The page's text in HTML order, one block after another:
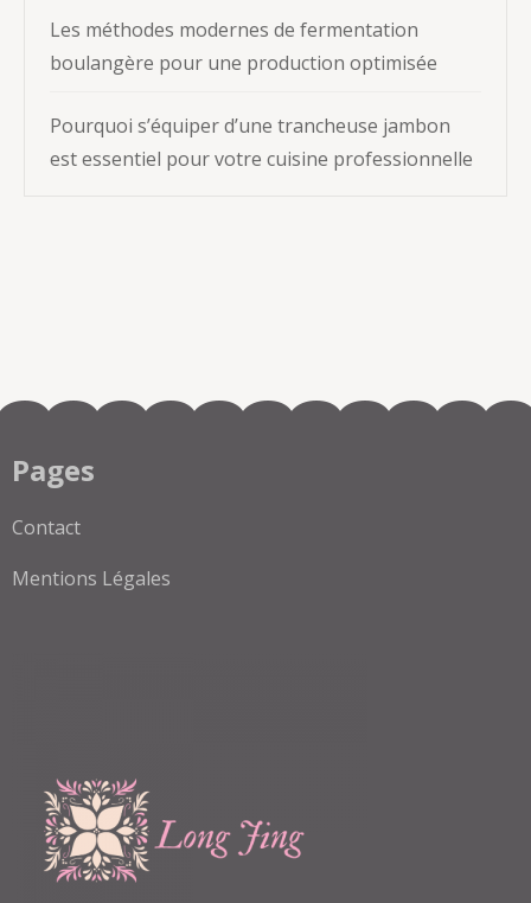
Les méthodes modernes de fermentation
boulangère pour une production optimisée
Pourquoi s’équiper d’une trancheuse jambon
est essentiel pour votre cuisine professionnelle
Pages
Contact
Mentions Légales